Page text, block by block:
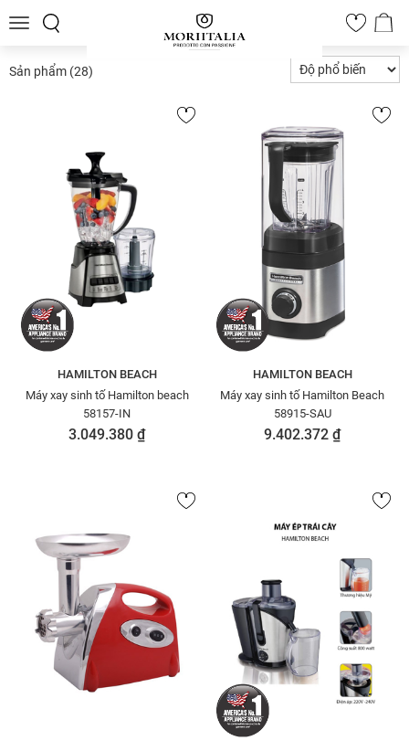
Toggle
0
Sản phẩm (28)
HAMILTON BEACH
Máy xay sinh tố Hamilton beach
58157-IN
3.049.380 ₫
HAMILTON BEACH
Máy xay sinh tố Hamilton Beach
58915-SAU
9.402.372 ₫